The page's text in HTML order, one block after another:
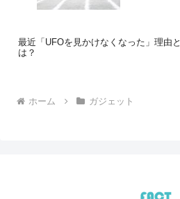
最近「UFOを見かけなくなった」理由と
は？
ホーム ガジェット